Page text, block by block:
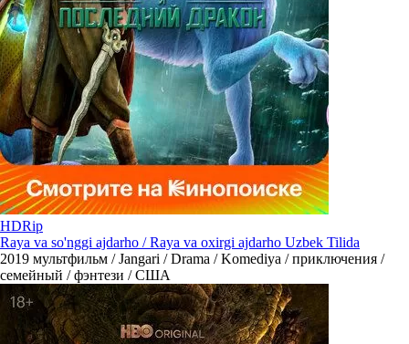
HDRip
Raya va so'nggi ajdarho / Raya va oxirgi ajdarho Uzbek Tilida
2019 мультфильм / Jangari / Drama / Komediya / приключения /
семейный / фэнтези / США